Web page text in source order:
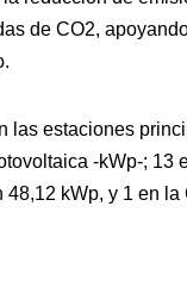
de CO2,
las estaciones
-kWp-; 13
kWp, y 1 en